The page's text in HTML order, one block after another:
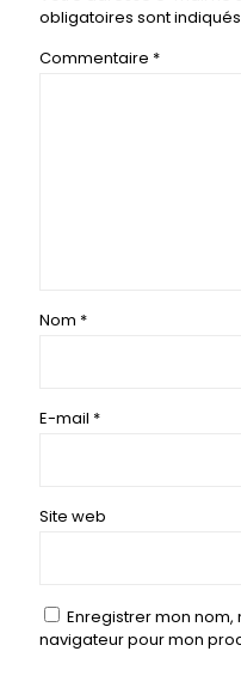
obligatoires sont
Commentaire *
Nom *
E-mail *
Site web
Enregistrer mon
navigateur pour mon